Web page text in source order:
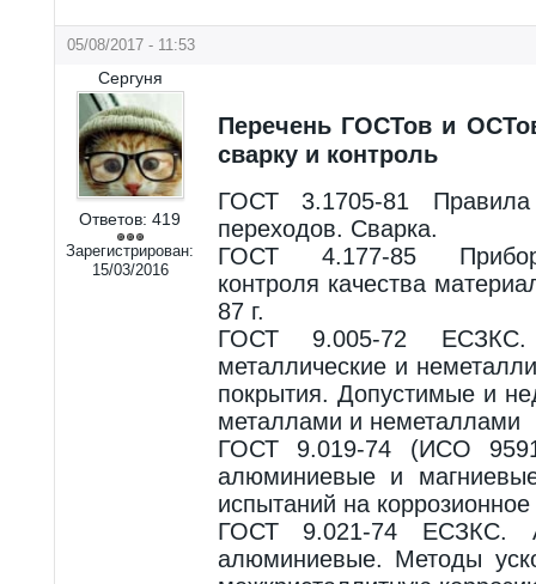
05/08/2017 - 11:53
Сергуня
Ответов: 419
Зарегистрирован:
15/03/2016
Перечень ГОСТов и
сварку и контроль
ГОСТ 3.1705-81
переходов. Сварка.
ГОСТ 4.177-85
контроля качества
87 г.
ГОСТ 9.005-72
металлические и
покрытия. Допустимые и
металлами и неметаллами
ГОСТ 9.019-74 (ИСО
алюминиевые и
испытаний на
ГОСТ 9.021-74 ЕСЗКС.
алюминиевые. Методы